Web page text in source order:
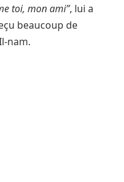
toi, mon ami”, lui a
beaucoup de
nam.